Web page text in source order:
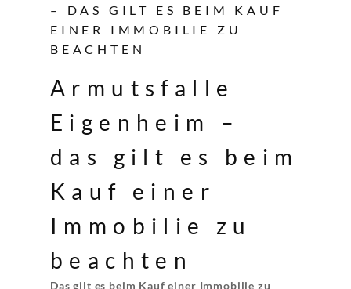
– DAS GILT ES BEIM KAUF
EINER IMMOBILIE ZU
BEACHTEN
Armutsfalle
Eigenheim –
das gilt es beim
Kauf einer
Immobilie zu
beachten
Das gilt es beim Kauf einer Immobilie zu